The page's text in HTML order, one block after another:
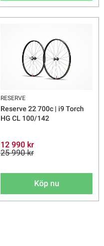
RESERVE
Reserve 22 700c | i9 Torch
HG CL 100/142
12 990 kr
25 990 kr
Köp nu